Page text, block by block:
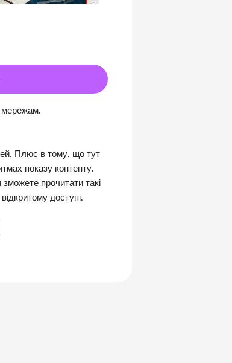
мережам.
Плюс в тому, що тут
показу контенту.
прочитати такі
доступі.